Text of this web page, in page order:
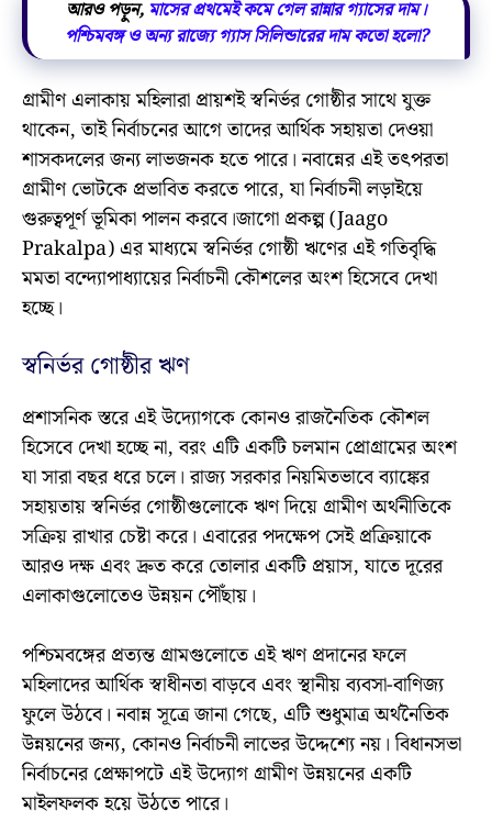
আরও পড়ুন, মাসের প্রথমেই কমে গেল রান্নার গ্যাসের দাম।
পশ্চিমবঙ্গ ও অন্য রাজ্যে গ্যাস সিলিন্ডারের দাম কতো হলো?
গ্রামীণ এলাকায় মহিলারা প্রায়শই স্বনির্ভর গোষ্ঠীর সাথে যুক্ত
থাকেন, তাই নির্বাচনের আগে তাদের আর্থিক সহায়তা দেওয়া
শাসকদলের জন্য লাভজনক হতে পারে। নবান্নের এই তৎপরতা
গ্রামীণ ভোটকে প্রভাবিত করতে পারে, যা নির্বাচনী লড়াইয়ে
গুরুত্বপূর্ণ ভূমিকা পালন করবে।জাগো প্রকল্প (Jaago
Prakalpa) এর মাধ্যমে স্বনির্ভর গোষ্ঠী ঋণের এই গতিবৃদ্ধি
মমতা বন্দ্যোপাধ্যায়ের নির্বাচনী কৌশলের অংশ হিসেবে দেখা
হচ্ছে।
স্বনির্ভর গোষ্ঠীর ঋণ
প্রশাসনিক স্তরে এই উদ্যোগকে কোনও রাজনৈতিক কৌশল
হিসেবে দেখা হচ্ছে না, বরং এটি একটি চলমান প্রোগ্রামের অংশ
যা সারা বছর ধরে চলে। রাজ্য সরকার নিয়মিতভাবে ব্যাঙ্কের
সহায়তায় স্বনির্ভর গোষ্ঠীগুলোকে ঋণ দিয়ে গ্রামীণ অর্থনীতিকে
সক্রিয় রাখার চেষ্টা করে। এবারের পদক্ষেপ সেই প্রক্রিয়াকে
আরও দক্ষ এবং দ্রুত করে তোলার একটি প্রয়াস, যাতে দূরের
এলাকাগুলোতেও উন্নয়ন পৌঁছায়।
পশ্চিমবঙ্গের প্রত্যন্ত গ্রামগুলোতে এই ঋণ প্রদানের ফলে
মহিলাদের আর্থিক স্বাধীনতা বাড়বে এবং স্থানীয় ব্যবসা-বাণিজ্য
ফুলে উঠবে। নবান্ন সূত্রে জানা গেছে, এটি শুধুমাত্র অর্থনৈতিক
উন্নয়নের জন্য, কোনও নির্বাচনী লাভের উদ্দেশ্যে নয়। বিধানসভা
নির্বাচনের প্রেক্ষাপটে এই উদ্যোগ গ্রামীণ উন্নয়নের একটি
মাইলফলক হয়ে উঠতে পারে।